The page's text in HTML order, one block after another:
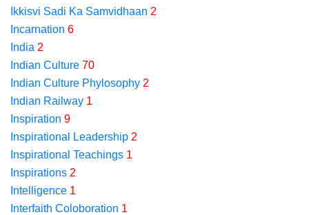
Ikkisvi Sadi Ka Samvidhaan 2
Incarnation 6
India 2
Indian Culture 70
Indian Culture Phylosophy 2
Indian Railway 1
Inspiration 9
Inspirational Leadership 2
Inspirational Teachings 1
Inspirations 2
Intelligence 1
Interfaith Coloboration 1